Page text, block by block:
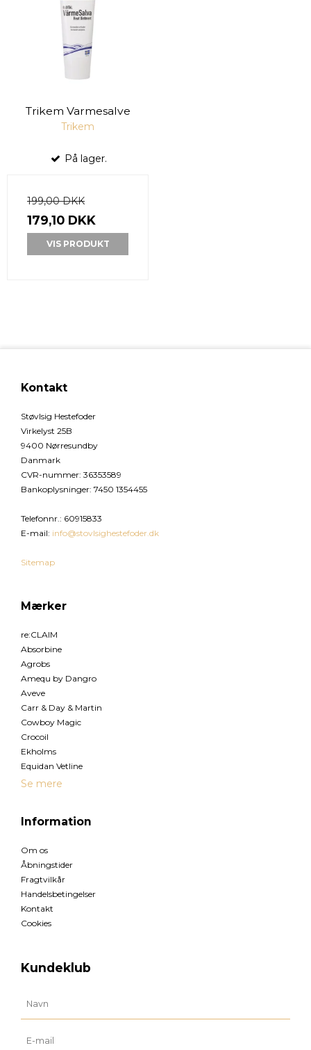
Trikem Varmesalve
Trikem
På lager.
199,00 DKK
179,10 DKK
VIS PRODUKT
Kontakt
Støvlsig Hestefoder
Virkelyst 25B
9400 Nørresundby
Danmark
CVR-nummer: 36353589
Bankoplysninger: 7450 1354455
Telefonnr. : 60915833
E-mail: info@stovlsighestefoder.dk
Sitemap
Mærker
re:CLAIM
Absorbine
Agrobs
Amequ by Dangro
Aveve
Carr & Day & Martin
Cowboy Magic
Crocoil
Ekholms
Equidan Vetline
Se mere
Information
Om os
Åbningstider
Fragtvilkår
Handelsbetingelser
Kontakt
Cookies
Kundeklub